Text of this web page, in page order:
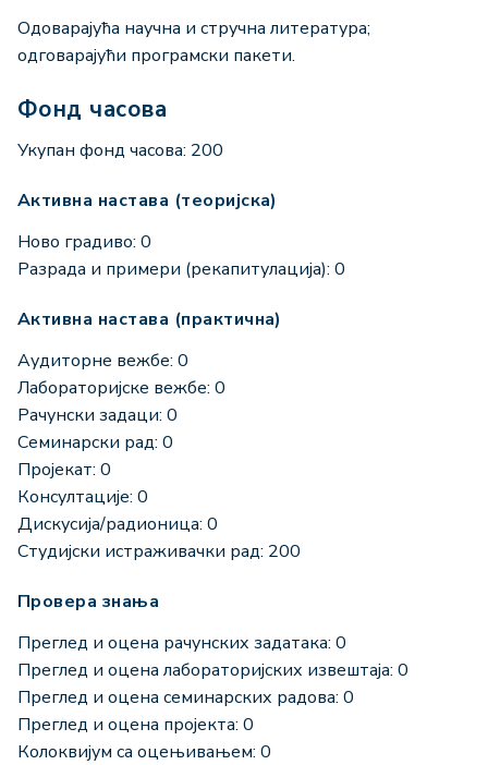
Одоварајућа научна и стручна литература;
одговарајући програмски пакети.
Фонд часова
Укупан фонд часова: 200
Активна настава (теоријска)
Ново градиво: 0
Разрада и примери (рекапитулација): 0
Активна настава (практична)
Аудиторне вежбе: 0
Лабораторијске вежбе: 0
Рачунски задаци: 0
Семинарски рад: 0
Пројекат: 0
Консултације: 0
Дискусија/радионица: 0
Студијски истраживачки рад: 200
Провера знања
Преглед и оцена рачунских задатака: 0
Преглед и оцена лабораторијских извештаја: 0
Преглед и оцена семинарских радова: 0
Преглед и оцена пројекта: 0
Колоквијум са оцењивањем: 0